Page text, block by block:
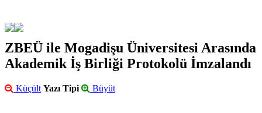
ZBEÜ ile Mogadişu Üniversitesi Arasında
Akademik İş Birliği Protokolü İmzalandı
Küçült Yazı Tipi Büyüt